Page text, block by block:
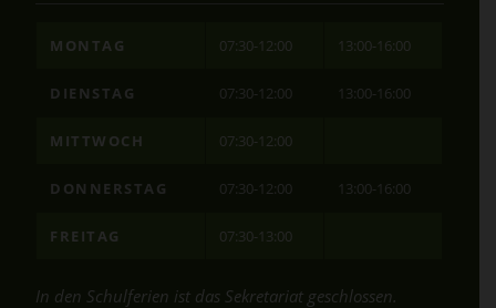
MONTAG 07:30-12:00 13:00-16:00
DIENSTAG 07:30-12:00 13:00-16:00
MITTWOCH 07:30-12:00
DONNERSTAG 07:30-12:00 13:00-16:00
FREITAG 07:30-13:00
In den Schulferien ist das Sekretariat geschlossen.